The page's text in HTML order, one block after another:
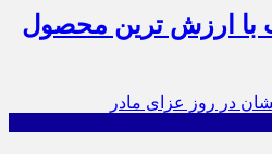
با ارزش ترین محصول